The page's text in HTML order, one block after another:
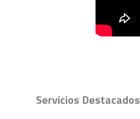
Servicios Destacados